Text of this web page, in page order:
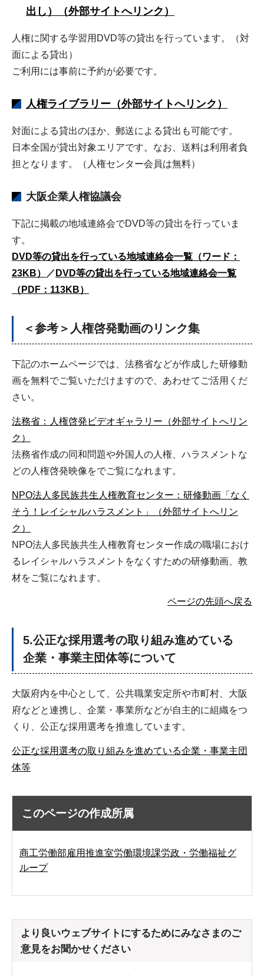
出し）（外部サイトへリンク）
人権に関する学習用DVD等の貸出を行っています。（対
面による貸出）
ご利用には事前に予約が必要です。
人権ライブラリー（外部サイトへリンク）
対面による貸出のほか、郵送による貸出も可能です。
日本全国が貸出対象エリアです。なお、送料は利用者負
担となります。（人権センター会員は無料）
大阪企業人権協議会
下記に掲載の地域連絡会でDVD等の貸出を行っていま
す。
DVD等の貸出を行っている地域連絡会一覧（ワード：
23KB）
／ DVD等の貸出を行っている地域連絡会一覧
（PDF：113KB）
＜参考＞人権啓発動画のリンク集
下記のホームページでは、法務省などが作成した研修動
画を無料でご覧いただけますので、あわせてご活用くだ
さい。
法務省：人権啓発ビデオギャラリー（外部サイトへリン
ク）
法務省作成の同和問題や外国人の人権、ハラスメントな
どの人権啓発映像をでご覧になれます。
NPO法人多民族共生人権教育センター：研修動画「なく
そう！レイシャルハラスメント」（外部サイトへリン
ク）
NPO法人多民族共生人権教育センター作成の職場におけ
るレイシャルハラスメントをなくすための研修動画、教
材をご覧になれます。
ページの先頭へ戻る
5.公正な採用選考の取り組み進めている
企業・事業主団体等について
大阪府内を中心として、公共職業安定所や市町村、大阪
府などと連携し、企業・事業所などが自主的に組織をつ
くり、公正な採用選考を推進しています。
公正な採用選考の取り組みを進めている企業・事業主団
体等
このページの作成所属
商工労働部雇用推進室労働環境課労政・労働福祉グ
ループ
より良いウェブサイトにするためにみなさまのご
意見をお聞かせください